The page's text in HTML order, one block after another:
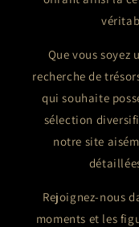
Que vous soyez
recherche de
qui souhaite
sélection
notre site
Rejoignez-nous
moments et les